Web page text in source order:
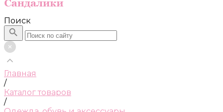
Поиск
Главная
/
Каталог товаров
/